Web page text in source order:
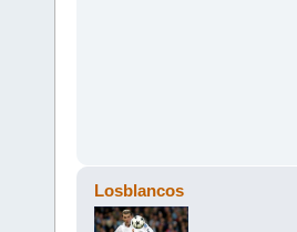
Losblancos